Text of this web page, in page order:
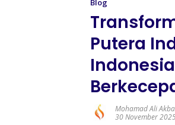
Blog
Putera
Mohamad Ali
30 November